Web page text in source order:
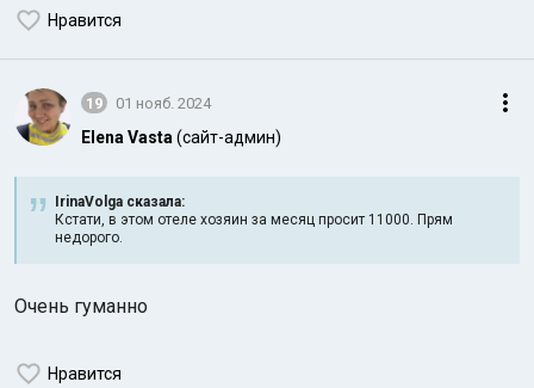
Нравится
19 01 нояб. 2024
Elena Vasta (сайт-админ)
IrinaVolga сказалa:
Кстати, в этом отеле хозяин за месяц просит 11000. Прям
недорого.
Очень гуманно
Нравится